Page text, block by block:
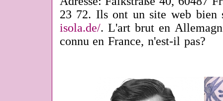
23 72. Ils ont un site web
isola.de/. L'art brut en
connu en France, n'est-il pas?